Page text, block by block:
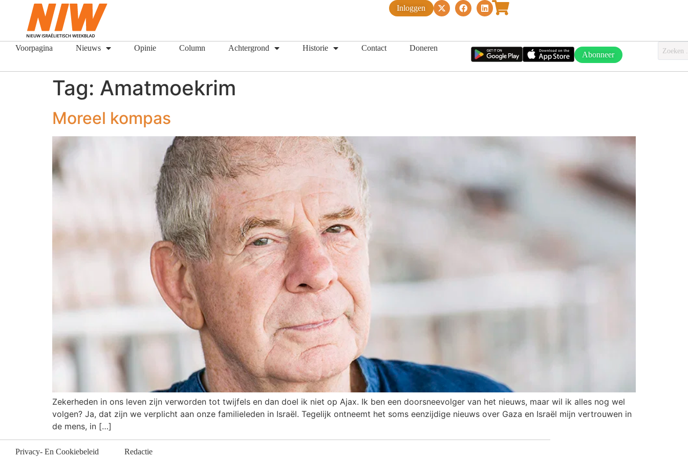
Inloggen
Voorpagina Nieuws Opinie Column Achtergrond Historie Contact Doneren
Abonneer
Tag: Amatmoekrim
Moreel kompas
Zekerheden in ons leven zijn verworden tot twijfels en dan doel ik niet op Ajax. Ik ben een doorsneevolger van het nieuws, maar wil ik alles nog wel
volgen? Ja, dat zijn we verplicht aan onze familieleden in Israël. Tegelijk ontneemt het soms eenzijdige nieuws over Gaza en Israël mijn vertrouwen in
de mens, in […]
Privacy- En Cookiebeleid Redactie